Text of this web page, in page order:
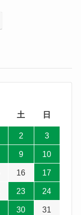
土 日
2 3
9 10
16 17
23 24
30 31